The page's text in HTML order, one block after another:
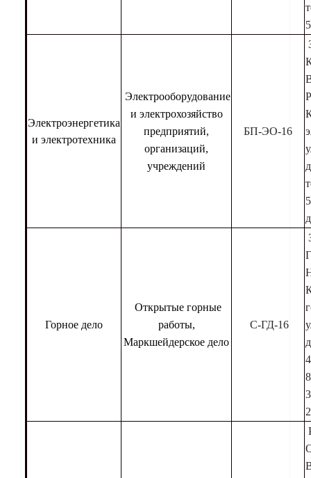
Электроэнергетика
и электротехника
Электрооборудование
и электрохозяйство
предприятий,
организаций,
учреждений
БП-ЭО-16
Горное дело
Открытые горные
работы,
Маркшейдерское дело
С-ГД-16